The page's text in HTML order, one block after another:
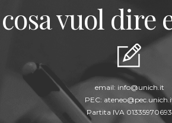
vuol dire
email: info@unich.it
PEC:
Partita IVA 01335970693